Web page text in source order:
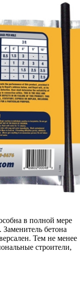
в полной мере
бетона
Тем не менее
строители,